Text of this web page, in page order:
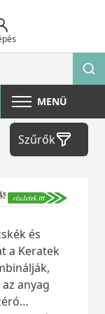
MENÜ
és
a Keratek
anyag
Szűrők